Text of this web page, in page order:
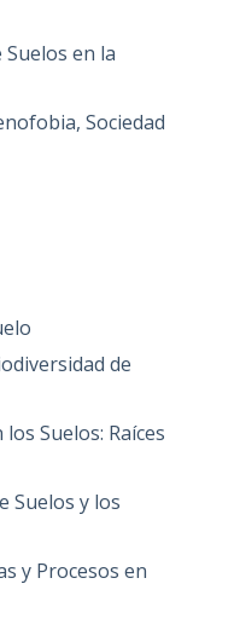
Suelos en la
Sociedad
de
Suelos: Raíces
Suelos y los
y Procesos en